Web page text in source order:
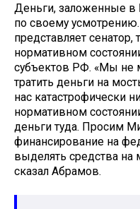
Деньги, заложенные в
по своему
представляет
нормативном
субъектов РФ. «Мы не
тратить деньги на
нас катастрофически
нормативном
деньги туда. Просим
финансирование на
выделять средства на
сказал Абрамов.